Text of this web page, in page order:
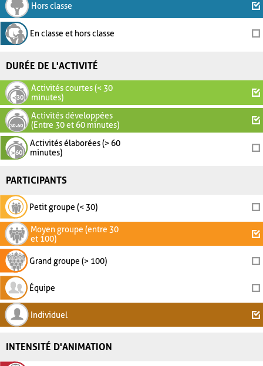
Hors classe
En classe et hors classe
DURÉE DE L'ACTIVITÉ
Activités courtes (< 30
minutes)
Activités développées
(Entre 30 et 60 minutes)
Activités élaborées (> 60
minutes)
PARTICIPANTS
Petit groupe (< 30)
Moyen groupe (entre 30
et 100)
Grand groupe (> 100)
Équipe
Individuel
INTENSITÉ D'ANIMATION